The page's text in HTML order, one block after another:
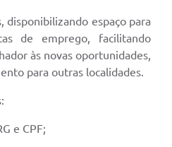
disponibilizando espaço para
de emprego, facilitando
às novas oportunidades,
para outras localidades.
e CPF;